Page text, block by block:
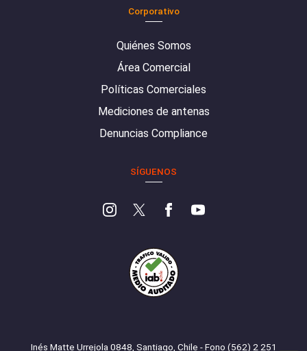
Corporativo
Quiénes Somos
Área Comercial
Políticas Comerciales
Mediciones de antenas
Denuncias Compliance
SÍGUENOS
Inés Matte Urrejola 0848, Santiago, Chile - Fono (562) 2 251